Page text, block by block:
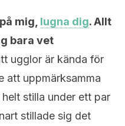
mig, lugna dig. Allt
bara vet
ugglor är kända för
att uppmärksamma
stilla under ett par
stillade sig det